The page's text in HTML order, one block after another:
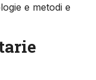
e metodi e